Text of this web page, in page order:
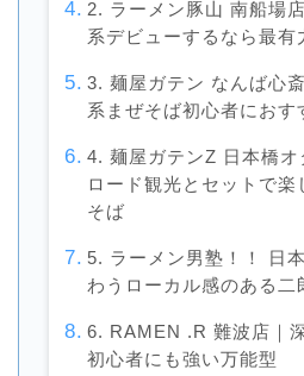
2. ラーメン豚山 南船場
系デビューするなら最有
3. 麺屋ガテン なんば心
系まぜそば初心者におす
4. 麺屋ガテンZ 日本橋オ
ロード観光とセットで
そば
5. ラーメン男塾！！ 日
わうローカル感のある二
6. RAMEN .R 難波店｜
初心者にも強い万能型